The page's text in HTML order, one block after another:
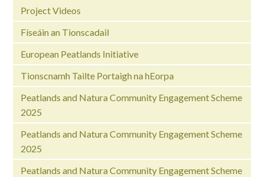
Project Videos
Físeáin an Tionscadail
European Peatlands Initiative
Tionscnamh Tailte Portaigh na hEorpa
Peatlands and Natura Community Engagement Scheme
2025
Peatlands and Natura Community Engagement Scheme
2025
Peatlands and Natura Community Engagement Scheme